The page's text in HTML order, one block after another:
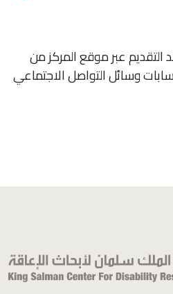
عبر موقع المركز من
وسائل التواصل الاجتماعي